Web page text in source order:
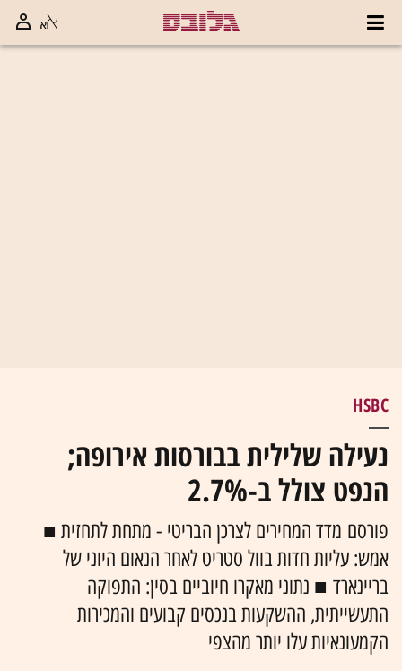
HSBC
נעילה שלילית בבורסות אירופה;
הנפט צולל ב-2.7%
פורסם מדד המחירים לצרכן הבריטי - מתחת לתחזית ■
אמש: עליות חדות בוול סטריט לאחר הנאום היוני של
בריינארד ■ נתוני מאקרו חיוביים בסין: התפוקה
התעשייתית, ההשקעות בנכסים קבועים והמכירות
הקמעונאיות עלו יותר מהצפי